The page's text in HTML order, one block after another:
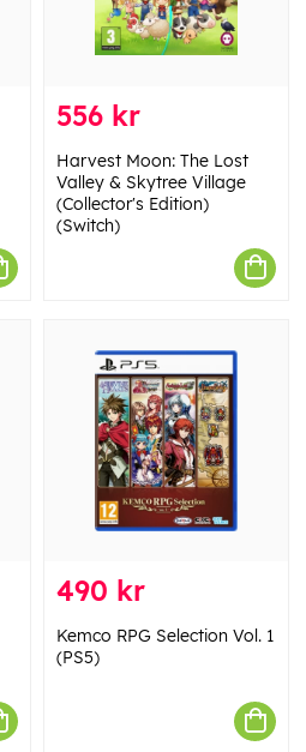
556 kr
Harvest Moon: The Lost
Valley & Skytree Village
(Collector's Edition)
(Switch)
490 kr
Kemco RPG Selection Vol. 1
(PS5)